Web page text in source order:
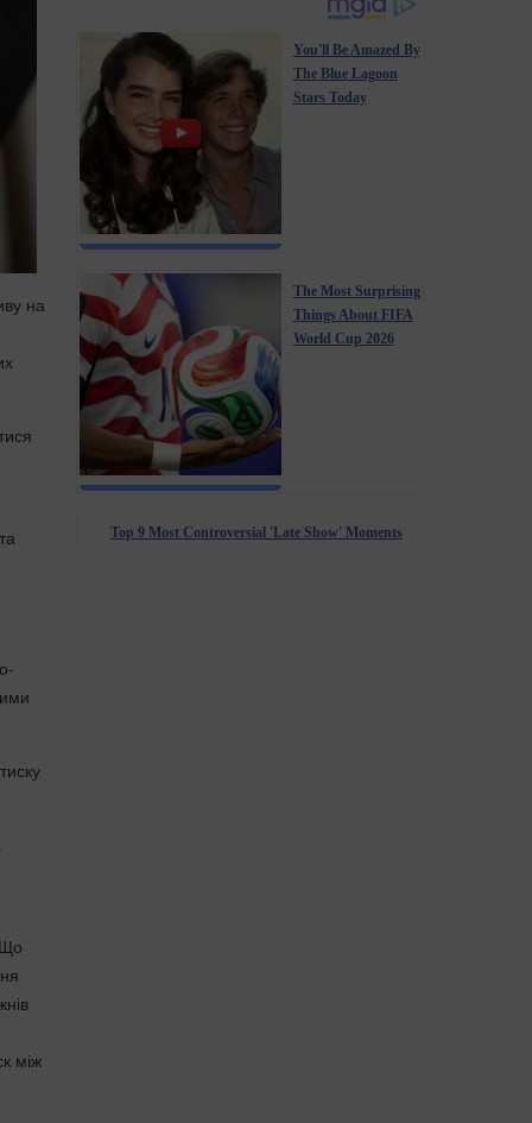
на
між
You'll Be Amazed By
The Blue Lagoon
Stars Today
The Most Surprising
Things About FIFA
World Cup 2026
Top 9 Most Controversial 'Late Show' Moments